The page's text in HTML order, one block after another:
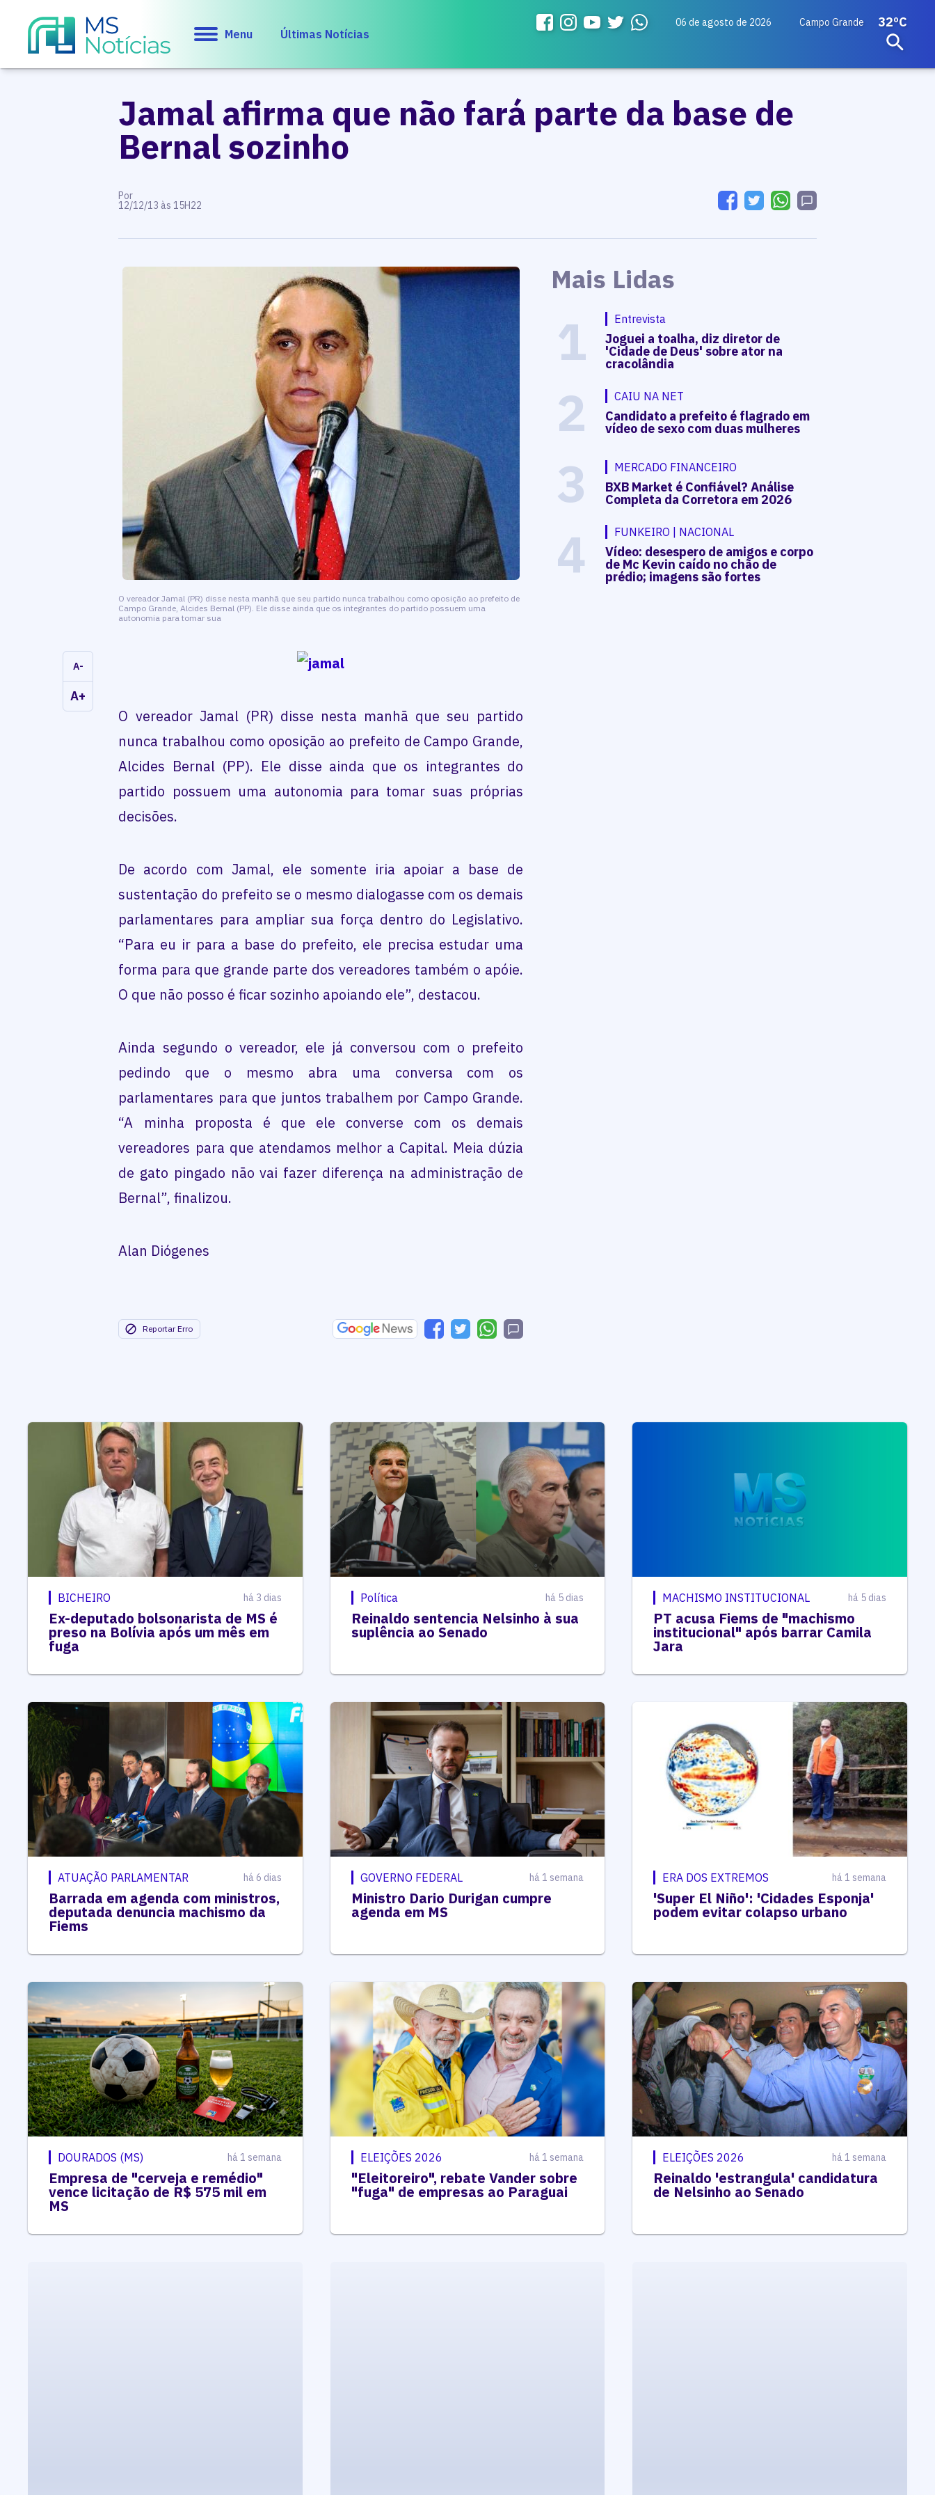
Menu Últimas Notícias
06 de agosto de 2026 Campo Grande 32ºC
Jamal afirma que não fará parte da base de
Bernal sozinho
Por
12/12/13 às 15H22
O vereador Jamal (PR) disse nesta manhã que seu partido nunca trabalhou como oposição ao prefeito de
Campo Grande, Alcides Bernal (PP). Ele disse ainda que os integrantes do partido possuem uma
autonomia para tomar sua
A-
A+
O vereador Jamal (PR) disse nesta manhã que seu partido
nunca trabalhou como oposição ao prefeito de Campo Grande,
Alcides Bernal (PP). Ele disse ainda que os integrantes do
partido possuem uma autonomia para tomar suas próprias
decisões.
De acordo com Jamal, ele somente iria apoiar a base de
sustentação do prefeito se o mesmo dialogasse com os demais
parlamentares para ampliar sua força dentro do Legislativo.
“Para eu ir para a base do prefeito, ele precisa estudar uma
forma para que grande parte dos vereadores também o apóie.
O que não posso é ficar sozinho apoiando ele”, destacou.
Ainda segundo o vereador, ele já conversou com o prefeito
pedindo que o mesmo abra uma conversa com os
parlamentares para que juntos trabalhem por Campo Grande.
“A minha proposta é que ele converse com os demais
vereadores para que atendamos melhor a Capital. Meia dúzia
de gato pingado não vai fazer diferença na administração de
Bernal”, finalizou.
Alan Diógenes
Reportar Erro
Mais Lidas
1 Entrevista
Joguei a toalha, diz diretor de
'Cidade de Deus' sobre ator na
cracolândia
2 CAIU NA NET
Candidato a prefeito é flagrado em
vídeo de sexo com duas mulheres
3 MERCADO FINANCEIRO
BXB Market é Confiável? Análise
Completa da Corretora em 2026
4 FUNKEIRO | NACIONAL
Vídeo: desespero de amigos e corpo
de Mc Kevin caído no chão de
prédio; imagens são fortes
BICHEIRO há 3 dias
Ex-deputado bolsonarista de MS é
preso na Bolívia após um mês em
fuga
Política há 5 dias
Reinaldo sentencia Nelsinho à sua
suplência ao Senado
MACHISMO INSTITUCIONAL há 5 dias
PT acusa Fiems de "machismo
institucional" após barrar Camila
Jara
ATUAÇÃO PARLAMENTAR há 6 dias
Barrada em agenda com ministros,
deputada denuncia machismo da
Fiems
GOVERNO FEDERAL há 1 semana
Ministro Dario Durigan cumpre
agenda em MS
ERA DOS EXTREMOS há 1 semana
'Super El Niño': 'Cidades Esponja'
podem evitar colapso urbano
DOURADOS (MS) há 1 semana
Empresa de "cerveja e remédio"
vence licitação de R$ 575 mil em
MS
ELEIÇÕES 2026 há 1 semana
"Eleitoreiro", rebate Vander sobre
"fuga" de empresas ao Paraguai
ELEIÇÕES 2026 há 1 semana
Reinaldo 'estrangula' candidatura
de Nelsinho ao Senado